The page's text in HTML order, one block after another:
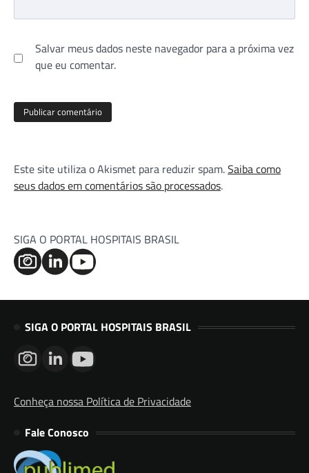
Salvar meus dados neste navegador para a próxima vez
que eu comentar.
Este site utiliza o Akismet para reduzir spam.Saiba como
seus dados em comentários são processados.
SIGA O PORTAL HOSPITAIS BRASIL
SIGA O PORTAL HOSPITAIS BRASIL
Conheça nossa Política de Privacidade
Fale Conosco